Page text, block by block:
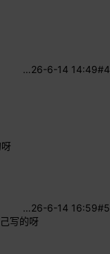
#4
26-6-14 14:49
…
#5
26-6-14 16:59
…
写的呀